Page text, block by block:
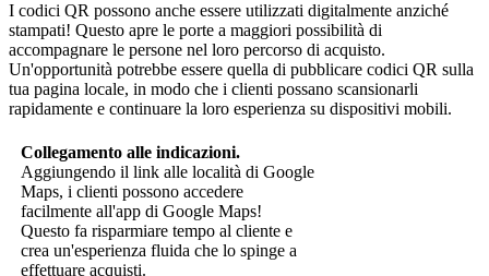
I codici QR possono anche essere utilizzati digitalmente anziché
stampati! Questo apre le porte a maggiori possibilità di
accompagnare le persone nel loro percorso di acquisto.
Un'opportunità potrebbe essere quella di pubblicare codici QR sulla
tua pagina locale, in modo che i clienti possano scansionarli
rapidamente e continuare la loro esperienza su dispositivi mobili.
Collegamento alle indicazioni.
Aggiungendo il link alle località di Google
Maps, i clienti possono accedere
facilmente all'app di Google Maps!
Questo fa risparmiare tempo al cliente e
crea un'esperienza fluida che lo spinge a
effettuare acquisti.